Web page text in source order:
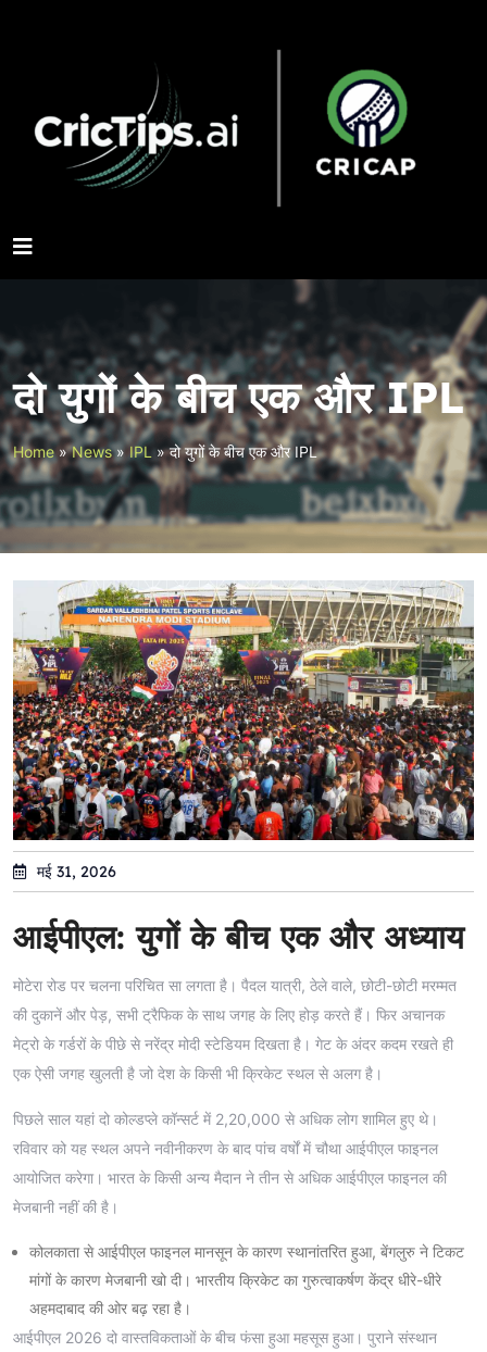
दो युगों के बीच एक और IPL
Home»News» IPL »दो युगों के बीच एक और IPL
मई 31, 2026
आईपीएल: युगों के बीच एक और अध्याय
मोटेरा रोड पर चलना परिचित सा लगता है। पैदल यात्री, ठेले वाले, छोटी-छोटी मरम्मत
की दुकानें और पेड़, सभी ट्रैफिक के साथ जगह के लिए होड़ करते हैं। फिर अचानक
मेट्रो के गर्डरों के पीछे से नरेंद्र मोदी स्टेडियम दिखता है। गेट के अंदर कदम रखते ही
एक ऐसी जगह खुलती है जो देश के किसी भी क्रिकेट स्थल से अलग है।
पिछले साल यहां दो कोल्डप्ले कॉन्सर्ट में 2,20,000 से अधिक लोग शामिल हुए थे।
रविवार को यह स्थल अपने नवीनीकरण के बाद पांच वर्षों में चौथा आईपीएल फाइनल
आयोजित करेगा। भारत के किसी अन्य मैदान ने तीन से अधिक आईपीएल फाइनल की
मेजबानी नहीं की है।
कोलकाता से आईपीएल फाइनल मानसून के कारण स्थानांतरित हुआ, बेंगलुरु ने टिकट
मांगों के कारण मेजबानी खो दी। भारतीय क्रिकेट का गुरुत्वाकर्षण केंद्र धीरे-धीरे
अहमदाबाद की ओर बढ़ रहा है।
आईपीएल 2026 दो वास्तविकताओं के बीच फंसा हुआ महसूस हुआ। पुराने संस्थान